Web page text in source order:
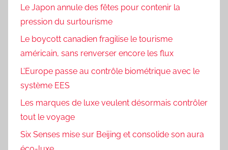
Le Japon annule des fêtes pour contenir la
pression du surtourisme
Le boycott canadien fragilise le tourisme
américain, sans renverser encore les flux
L’Europe passe au contrôle biométrique avec le
système EES
Les marques de luxe veulent désormais contrôler
tout le voyage
Six Senses mise sur Beijing et consolide son aura